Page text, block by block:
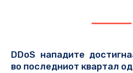
DDoS нападите
во последниот квартал